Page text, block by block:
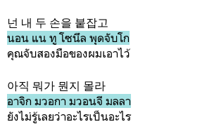
넌 내 두 손을 붙잡고
นอน แน ทู โซนึล พุดจับโก
คุณจับสองมือของผมเอาไว้
아직 뭐가 뭔지 몰라
อาจิก มวอกา มวอนจี มลลา
ยังไม่รู้เลยว่าอะไรเป็นอะไร